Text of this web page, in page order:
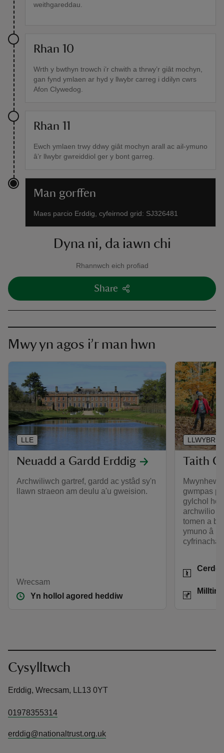
weithgareddau.
Rhan 10
Wrth y bwthyn trowch i’r chwith a thrwy’r giât mochyn,
gan fynd ymlaen ar hyd y llwybr carreg i ddilyn cwrs
Afon Clywedog.
Rhan 11
Ewch ymlaen trwy ddwy giât mochyn arall ac ail-ymuno
â’r llwybr gwreiddiol ger y bont garreg.
Man gorffen
Maes parcio Erddig, cyfeirnod grid: SJ326481
Dyna ni, da iawn chi
Rhannwch eich profiad
Share
Mwy yn agos i’r man hwn
Neuadd a Gardd Erddig
Archwiliwch gartref, gardd ac ystâd sy'n
llawn straeon am deulu a'u gweision.
Wrecsam
Yn hollol agored heddiw
LLE
Taith
gwmpas
gylchol
archwilio
tomen a
ymuno â
Pellter
LLWYBR
Cysylltwch
Erddig, Wrecsam, LL13 0YT
01978355314
erddig@nationaltrust.org.uk